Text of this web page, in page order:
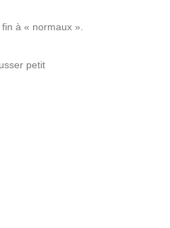
à « normaux ».
petit